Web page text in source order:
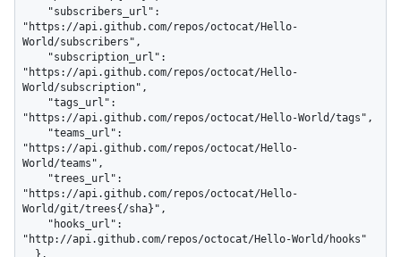
"https://api.github.com/repos/octocat/Hello-
World/subscribers",
"https://api.github.com/repos/octocat/Hello-
World/subscription",
"https://api.github.com/repos/octocat/Hello-World/tags",
"https://api.github.com/repos/octocat/Hello-
World/teams",
"https://api.github.com/repos/octocat/Hello-
World/git/trees{/sha}",
"http://api.github.com/repos/octocat/Hello-World/hooks"